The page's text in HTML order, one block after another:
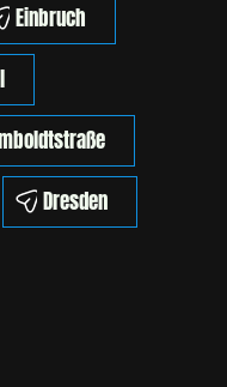
Einbruch
Dresden